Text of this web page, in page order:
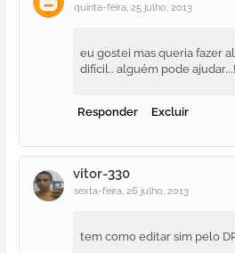
quinta-feira, 25 julho, 2013
eu gostei mas queria fazer
difícil.. alguém pode
Responder Excluir
vitor-330
sexta-feira, 26 julho, 2013
tem como editar sim pelo